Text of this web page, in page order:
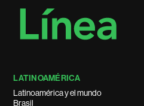
LATINOAMÉRICA
Latinoamérica y el mundo
Brasil